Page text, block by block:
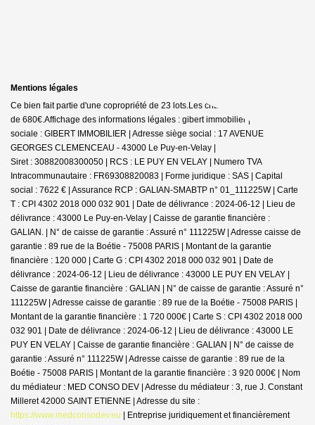
Mentions légales
Ce bien fait partie d'une copropriété de 23 lots.Les charges annuelles sont
de 680€.Affichage des informations légales : gibert immobilier | Raison
sociale : GIBERT IMMOBILIER | Adresse siège social : 17 AVENUE
GEORGES CLEMENCEAU - 43000 Le Puy-en-Velay |
Siret : 30882008300050 | RCS : LE PUY EN VELAY | Numero TVA
Intracommunautaire : FR69308820083 | Forme juridique : SAS | Capital
social : 7622 € | Assurance RCP : GALIAN-SMABTP n° 01_111225W | Carte
T : CPI 4302 2018 000 032 901 | Date de délivrance : 2024-06-12 | Lieu de
délivrance : 43000 Le Puy-en-Velay | Caisse de garantie financière :
GALIAN. | N° de caisse de garantie : Assuré n° 111225W | Adresse caisse de
garantie : 89 rue de la Boétie - 75008 PARIS | Montant de la garantie
financière : 120 000 | Carte G : CPI 4302 2018 000 032 901 | Date de
délivrance : 2024-06-12 | Lieu de délivrance : 43000 LE PUY EN VELAY |
Caisse de garantie financière : GALIAN | N° de caisse de garantie : Assuré n°
111225W | Adresse caisse de garantie : 89 rue de la Boétie - 75008 PARIS |
Montant de la garantie financière : 1 720 000€ | Carte S : CPI 4302 2018 000
032 901 | Date de délivrance : 2024-06-12 | Lieu de délivrance : 43000 LE
PUY EN VELAY | Caisse de garantie financière : GALIAN | N° de caisse de
garantie : Assuré n° 111225W | Adresse caisse de garantie : 89 rue de la
Boétie - 75008 PARIS | Montant de la garantie financière : 3 920 000€ | Nom
du médiateur : MED CONSO DEV | Adresse du médiateur : 3, rue J. Constant
Milleret 42000 SAINT ETIENNE | Adresse du site :
https://www.medconsodev.eu | Entreprise juridiquement et financièrement